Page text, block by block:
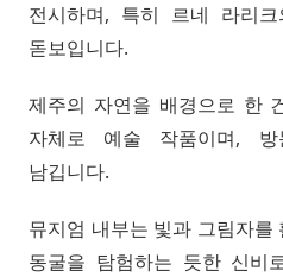
전시하며, 특히 르네 라리
돋보입니다.
제주의 자연을 배경으로 한
자체로 예술 작품이며, 방
남깁니다.
뮤지엄 내부는 빛과 그림자를
동굴을 탐험하는 듯한 신비